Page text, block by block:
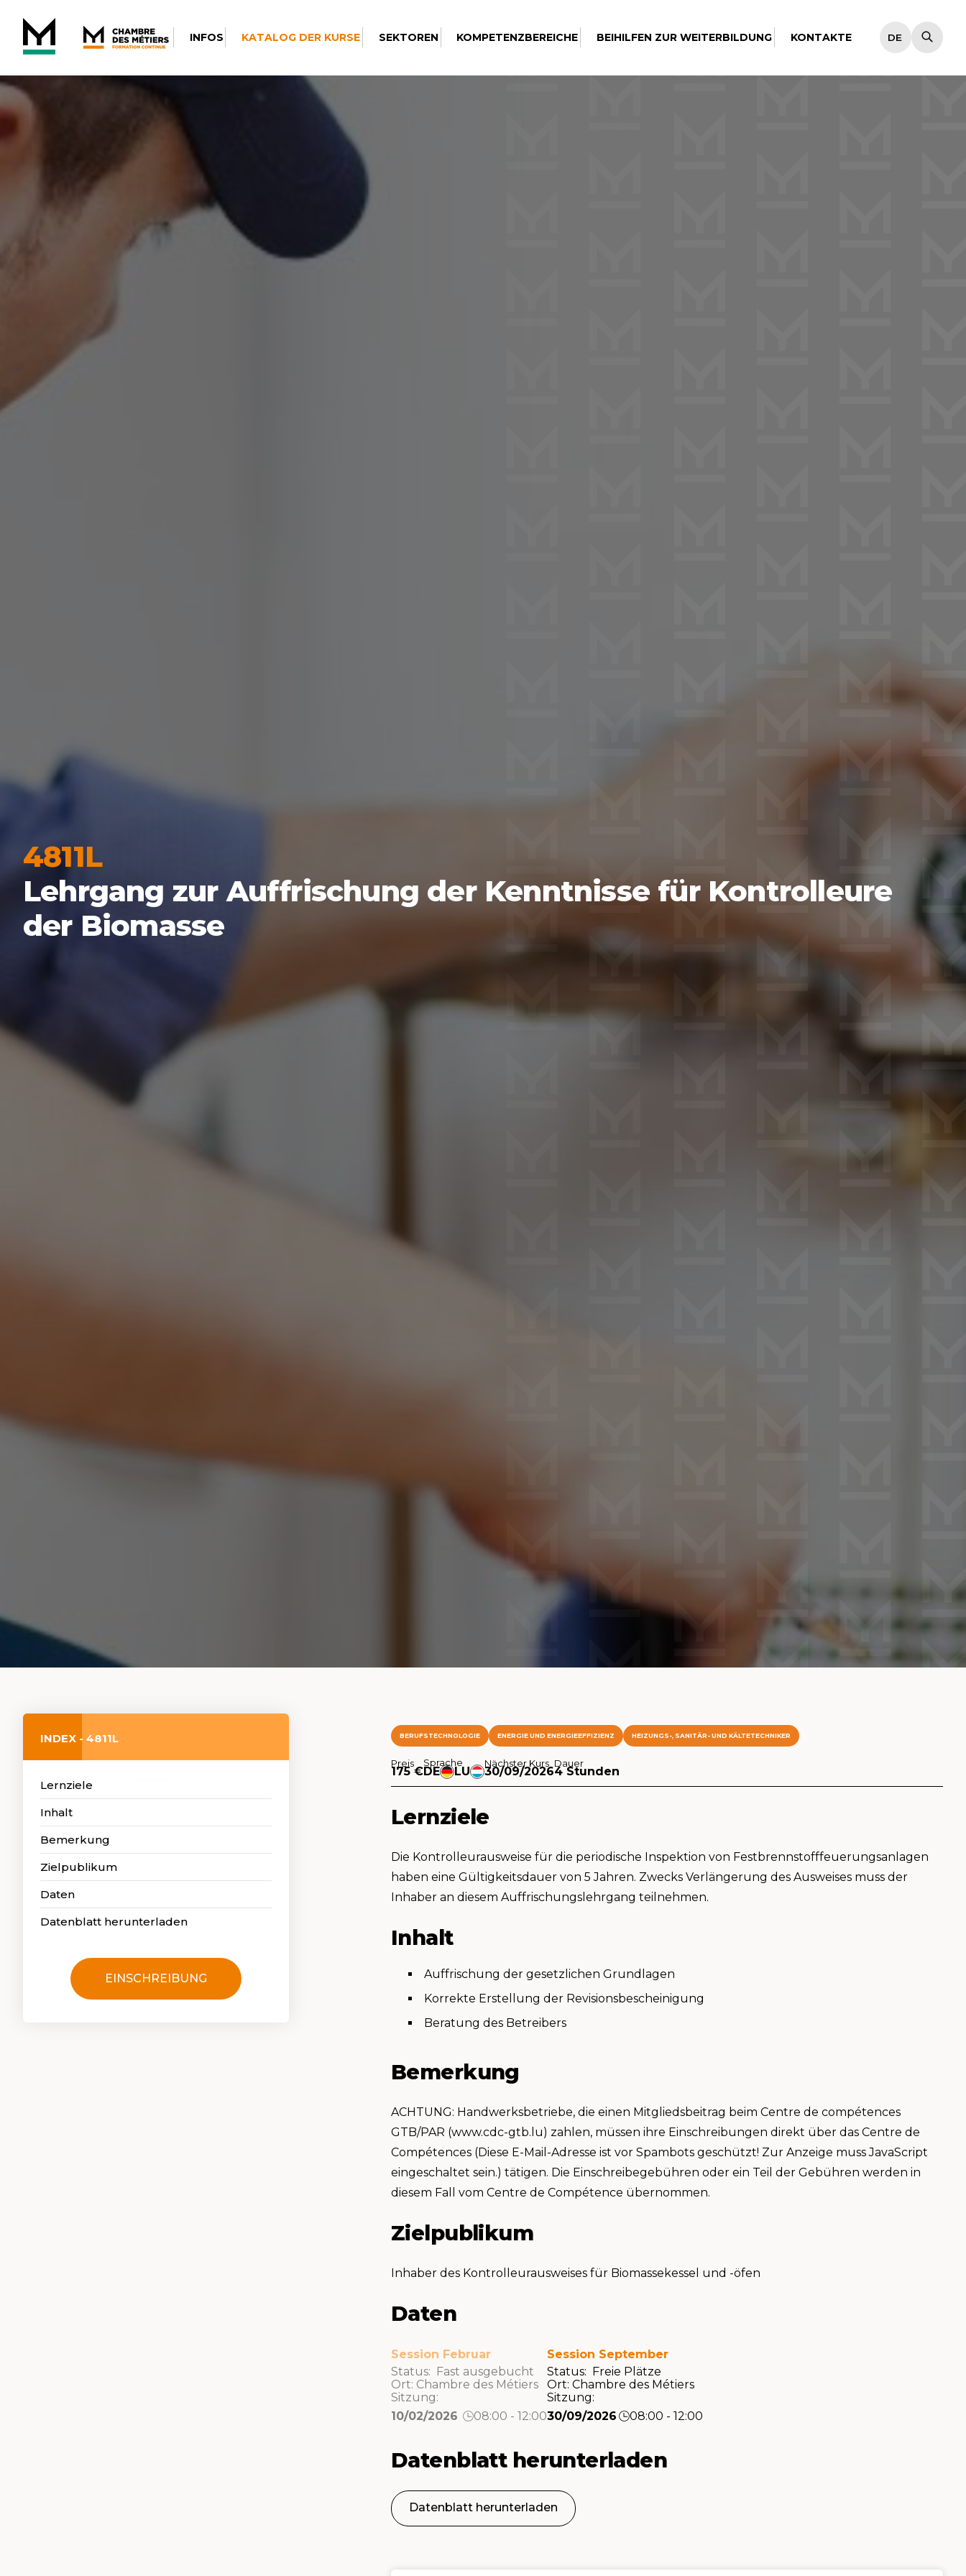
INFOS KATALOG DER KURSE SEKTOREN KOMPETENZBEREICHE BEIHILFEN ZUR WEITERBILDUNG KONTAKTE
4811L
Lehrgang zur Auffrischung der Kenntnisse für Kontrolleure
der Biomasse
INDEX - 4811L
Lernziele
Inhalt
Bemerkung
Zielpublikum
Daten
Datenblatt herunterladen
EINSCHREIBUNG
BERUFSTECHNOLOGIE ENERGIE UND ENERGIEEFFIZIENZ HEIZUNGS-, SANITÄR- UND KÄLTETECHNIKER
Preis
175 €
Sprache
DE LU
Nächster Kurs
30/09/2026
Dauer
4 Stunden
Lernziele
Die Kontrolleurausweise für die periodische Inspektion von Festbrennstofffeuerungsanlagen
haben eine Gültigkeitsdauer von 5 Jahren. Zwecks Verlängerung des Ausweises muss der
Inhaber an diesem Auffrischungslehrgang teilnehmen.
Inhalt
Auffrischung der gesetzlichen Grundlagen
Korrekte Erstellung der Revisionsbescheinigung
Beratung des Betreibers
Bemerkung
ACHTUNG: Handwerksbetriebe, die einen Mitgliedsbeitrag beim Centre de compétences
GTB/PAR (www.cdc-gtb.lu) zahlen, müssen ihre Einschreibungen direkt über das Centre de
Compétences (Diese E-Mail-Adresse ist vor Spambots geschützt! Zur Anzeige muss JavaScript
eingeschaltet sein.) tätigen. Die Einschreibegebühren oder ein Teil der Gebühren werden in
diesem Fall vom Centre de Compétence übernommen.
Zielpublikum
Inhaber des Kontrolleurausweises für Biomassekessel und -öfen
Daten
Session Februar
Status: Fast ausgebucht
Ort: Chambre des Métiers
Sitzung:
10/02/2026
08:00 - 12:00
Session September
Status: Freie Plätze
Ort: Chambre des Métiers
Sitzung:
30/09/2026
08:00 - 12:00
Datenblatt herunterladen
Datenblatt herunterladen